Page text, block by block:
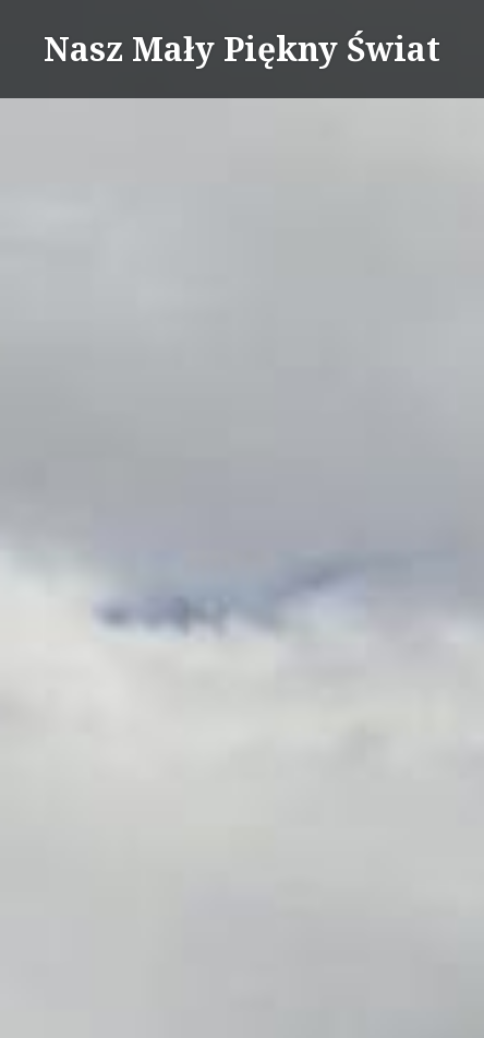
Nasz Mały Piękny Świat